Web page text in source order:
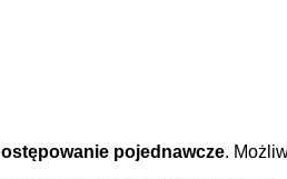
pojednawcze.